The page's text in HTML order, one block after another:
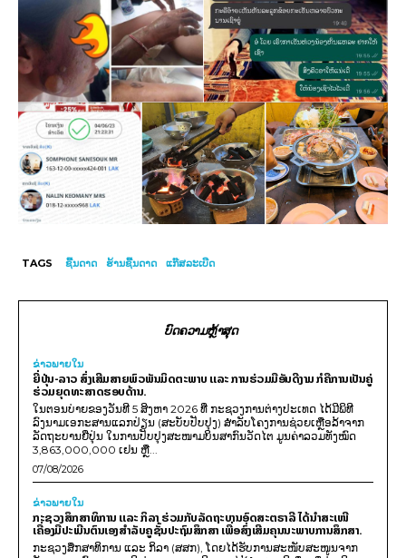
TAGS ຊີ້ນດາດ ຮ້ານຊີ້ນດາດ ແກ໊ສລະເບີດ
ບົດຄວາມຫຼ້າສຸດ
ຂ່າວພາຍ​ໃນ
ຍີ່ປຸ່ນ-ລາວ ສົ່ງເສີມສາຍພົວພັນມິດຕະພາບ ແລະ ການຮ່ວມມືອັນດີງາມ ກໍຄືການເປັນຄູ່
ຮ່ວມຍຸດທະສາດຮອບດ້ານ.
ໃນຕອນບ່າຍຂອງວັນທີ 5 ສິງຫາ 2026 ທີ່ ກະຊວງການຕ່າງປະເທດ ໄດ້ມີພິທີ
ລົງນາມເອກະສານແລກປ່ຽນ (ສະບັບປັບປຸງ) ສໍາລັບໂຄງການຊ່ວຍເຫຼືອລ້າຈາກ
ລັດຖະບານຍີ່ປຸ່ນ ໃນການປັບປຸງສະໜາມບິນສາກົນວັດໄຕ ມູນຄ່າລວມທັງໝົດ
3,863,000,000 ເຢນ ຫຼື...
07/08/2026
ຂ່າວພາຍ​ໃນ
ກະຊວງສຶກສາທິການ ແລະ ກິລາ ຮ່ວມກັບລັດຖະບານອົດສະຕຣາລີ ໄດ້ນຳສະເໜີ
ເຄື່ອງມືປະເມີນຕົນເອງສຳລັບຄູຊັ້ນປະຖົມສຶກສາ ເພື່ອສົ່ງເສີມຄຸນນະພາບການສຶກສາ.
ກະຊວງສຶກສາທິການ ແລະ ກິລາ (ສສກ), ໂດຍໄດ້ຮັບການສະໜັບສະໜູນຈາກ